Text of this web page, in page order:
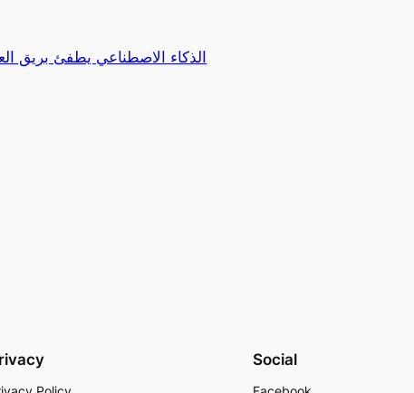
الذكاء الاصطناعي يطفئ بريق
Social